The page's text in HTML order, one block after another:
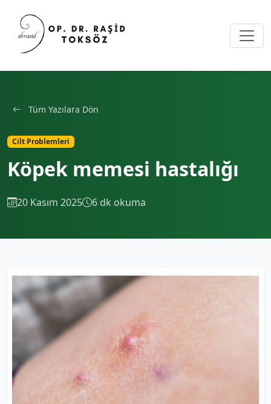
Tüm Yazılara Dön
Cilt Problemleri
Köpek memesi hastalığı
20 Kasım 2025 6 dk okuma